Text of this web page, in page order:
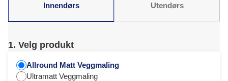
Innendørs Utendørs
1. Velg produkt
Allround Matt Veggmaling
Ultramatt Veggmaling